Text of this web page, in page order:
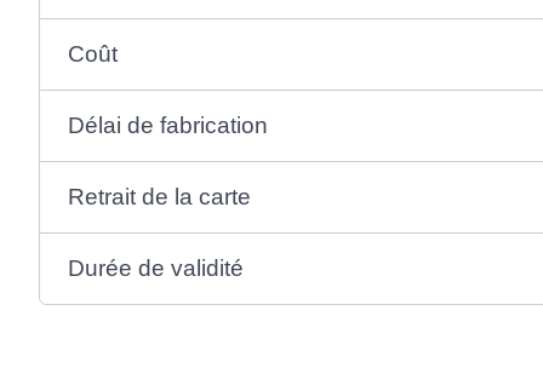
Coût
Délai de fabrication
Retrait de la carte
Durée de validité